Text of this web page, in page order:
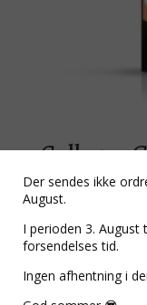
Collagen
hun
kr.
Der sendes ikke
August.
I perioden 3.
forsendelses tid.
Ingen afhentning i